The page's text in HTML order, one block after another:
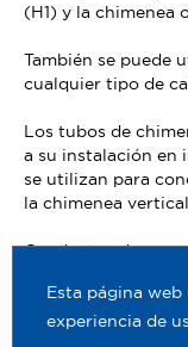
Esta página
experiencia de
(H1) y la chimenea
También se puede
cualquier tipo de
Los tubos de
a su instalación en
se utilizan para
la chimenea
Conductos de